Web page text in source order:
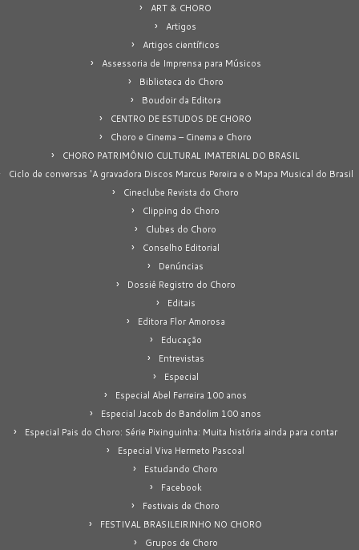
ART & CHORO
Artigos
Artigos científicos
Assessoria de Imprensa para Músicos
Biblioteca do Choro
Boudoir da Editora
CENTRO DE ESTUDOS DE CHORO
Choro e Cinema – Cinema e Choro
CHORO PATRIMÔNIO CULTURAL IMATERIAL DO BRASIL
Ciclo de conversas 'A gravadora Discos Marcus Pereira e o Mapa Musical do Brasil
Cineclube Revista do Choro
Clipping do Choro
Clubes do Choro
Conselho Editorial
Denúncias
Dossiê Registro do Choro
Editais
Editora Flor Amorosa
Educação
Entrevistas
Especial
Especial Abel Ferreira 100 anos
Especial Jacob do Bandolim 100 anos
Especial Pais do Choro: Série Pixinguinha: Muita história ainda para contar
Especial Viva Hermeto Pascoal
Estudando Choro
Facebook
Festivais de Choro
FESTIVAL BRASILEIRINHO NO CHORO
Grupos de Choro